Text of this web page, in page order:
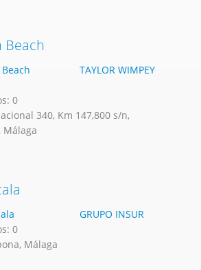
Beach
TAYLOR WIMPEY
0
340, Km 147,800 s/n,
Málaga
GRUPO INSUR
0
Málaga